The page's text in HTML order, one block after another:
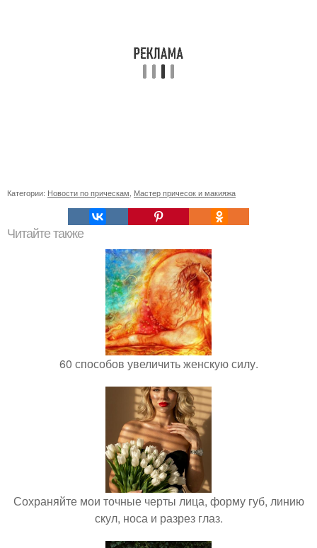
Категории: Новости по прическам Мастер причесок и макияжа
Читайте также
60 способов увеличить женскую силу.
Сохраняйте мои точные черты лица, форму губ, линию
скул, носа и разрез глаз.